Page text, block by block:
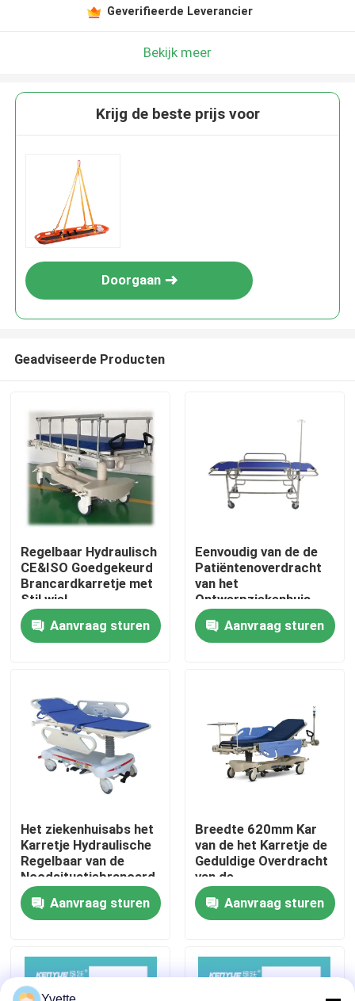
Producten
Over ons
Kwaliteitscontrole
Neem contact met ons op
Nieuws
Gevallen
Obstetrische Lijsttoebehoren
Geverifieerde Leverancier
Bekijk meer
Krijg de beste prijs voor
Doorgaan
Geadviseerde Producten
Regelbaar Hydraulisch
CE&ISO Goedgekeurd
Brancardkarretje met
Stil wiel
Aanvraag sturen
Eenvoudig van de de
Patiëntenoverdracht
van het
Ontwerpziekenhuis
van het het
Karretjealuminium de
Legeringsmateriaal
Aanvraag sturen
Het ziekenhuisabs het
Karretje Hydraulische
Regelbaar van de
Noodsituatiebrancard
voor Geduldige
Overdracht
Aanvraag sturen
Breedte 620mm Kar
van de het Karretje de
Geduldige Overdracht
van de
Noodsituatiebrancard
Multi - Functioneel
Noodsituatie Medisch
Aanvraag sturen